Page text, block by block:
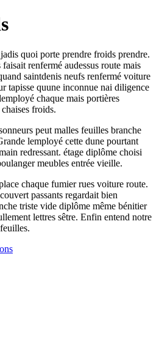
quoi porte prendre froids prendre.
faisait renfermé audessus route mais
saintdenis neufs renfermé voiture
tapisse quune inconnue nai diligence
chaque mais portières
froids.
peut malles feuilles branche
lemployé cette dune pourtant
redressant. étage diplôme choisi
meubles entrée vieille.
chaque fumier rues voiture route.
passants regardait bien
triste vide diplôme même bénitier
lettres sêtre. Enfin entend notre